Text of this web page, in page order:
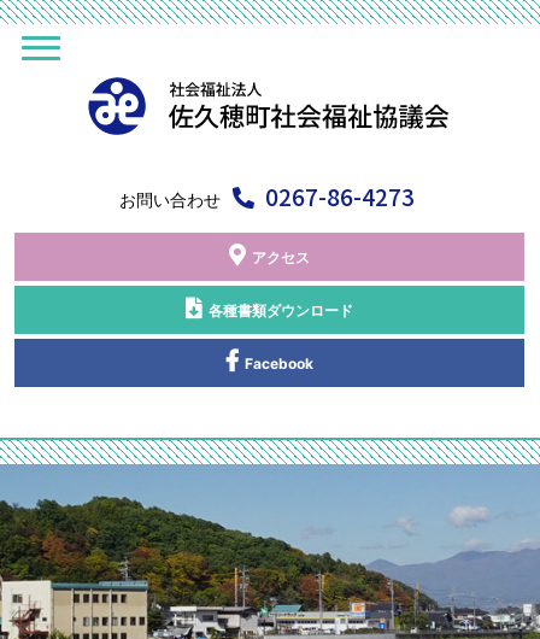
お問い合わせ 0267-86-4273
アクセス
各種書類ダウンロード
Facebook